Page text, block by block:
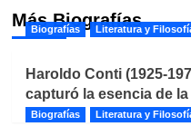
Más Biografías
Biografías Literatura y
Haroldo Conti (1925-
capturó la esencia de
Biografías Literatura y